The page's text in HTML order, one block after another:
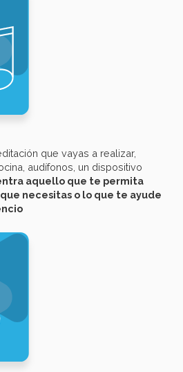
que vayas a realizar,
audífonos, un dispositivo
aquello que te permita
necesitas o lo que te ayude